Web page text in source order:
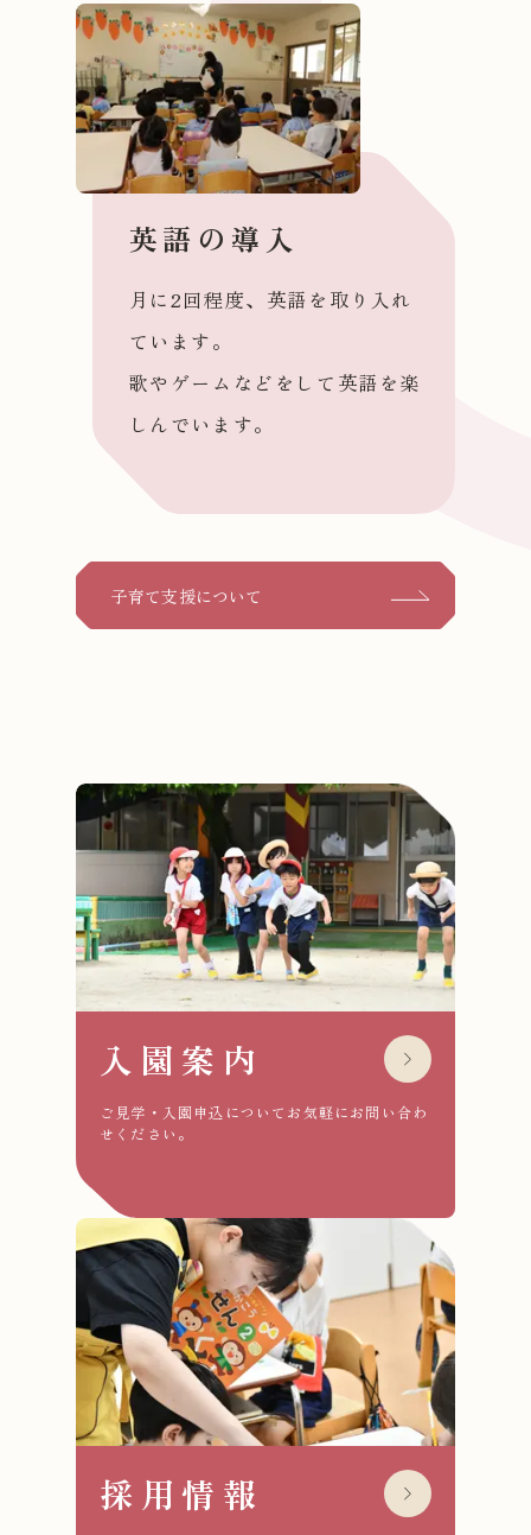
英語の導入
月に2回程度、英語を取り入れ
ています。
歌やゲームなどをして英語を楽
しんでいます。
子育て支援について
入園案内
ご見学・入園申込についてお気軽にお問い合わ
せください。
採用情報